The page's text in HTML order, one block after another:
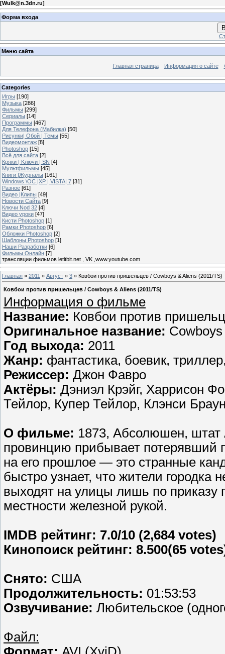
[Wulk@n.3dn.ru]
Форма входа
Меню сайта
Главная страница Информация о сайте
Categories
Игры [190]
Музыка [286]
Фильмы [299]
Сериалы [14]
Программы [467]
Для Телефона (Мабилка) [50]
Рисунки| Обой | Темы [55]
Видеомонтаж [8]
Photoshop [15]
Всё для сайта [2]
Кряки | Kлючи | SN [4]
Мультфильмы [45]
Книги |Журналы [161]
Windows \OC |XP | VISTA| 7 [31]
Разное [61]
Видео |Клипы [49]
Новости Сайта [9]
Ключи Nod 32 [4]
Видео уроки [47]
Кисти Photoshop [1]
Рамки Photoshop [6]
Обложки Photoshop [2]
Шаблоны Photoshop [1]
Наши Разработки [6]
Фильмы Онлайн [7]
трансляции фильмов letitbit.net , VK ,www.youtube.com
Главная » 2011 » Август » 3 » Ковбои против пришельцев / Cowboys & Aliens (2011/TS)
Ковбои против пришельцев / Cowboys & Aliens (2011/TS)
Информация о фильме
Название: Ковбои против
Оригинальное название:
Год выхода: 2011
Жанр: фантастика, боевик,
Режиссер: Джон Фавро
Актёры: Дэниэл Крэйг, Харрисон
Тейлор, Купер Тейлор, Клэнси
О фильме: 1873, Абсолюшен, штат
провинцию прибывает потерявший
на его прошлое — это странные
быстро узнает, что жители
выходят на улицы лишь по приказу
местности железной рукой.
IMDB рейтинг: 7.0/10 (2,684 votes)
Кинопоиск рейтинг: 8.500(65
Снято: США
Продолжительность: 01:53:53
Озвучивание: Любительское
Файл: